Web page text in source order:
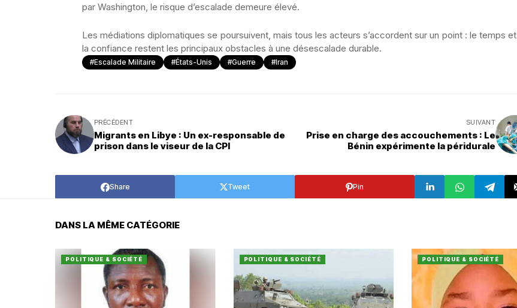
par Washington, le risque d’escalade demeure élevé.
Les médiations diplomatiques se poursuivent, mais tous les acteurs s’accordent sur un point : le temps et
la confiance restent les principaux obstacles à une désescalade durable.
#Escalade Militaire #États-Unis #Guerre #Iran
PRÉCÉDENT
Migrants en Libye : Un ex-responsable de
prison dans le viseur de la CPI
SUIVANT
Prise en charge des accouchements : Le
Bénin expérimente la péridurale
Share Tweet Pin
DANS LA MÊME CATÉGORIE
POLITIQUE & SOCIÉTÉ POLITIQUE & SOCIÉTÉ POLITIQUE & SOCIÉTÉ